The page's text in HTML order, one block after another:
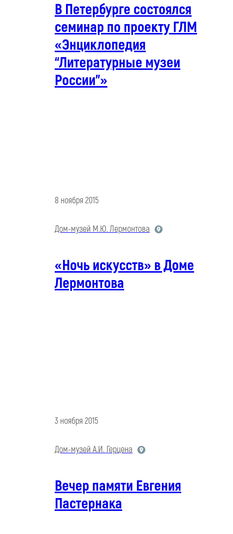
В Петербурге состоялся
семинар по проекту ГЛМ
«Энциклопедия
“Литературные музеи
России”»
8 ноября 2015
Дом-музей М.Ю. Лермонтова
«Ночь искусств» в Доме
Лермонтова
3 ноября 2015
Дом-музей А.И. Герцена
Вечер памяти Евгения
Пастернака